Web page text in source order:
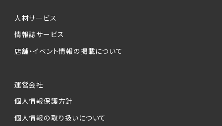
人材サービス
情報誌サービス
店舗・イベント情報の掲載について
運営会社
個人情報保護方針
個人情報の取り扱いについて